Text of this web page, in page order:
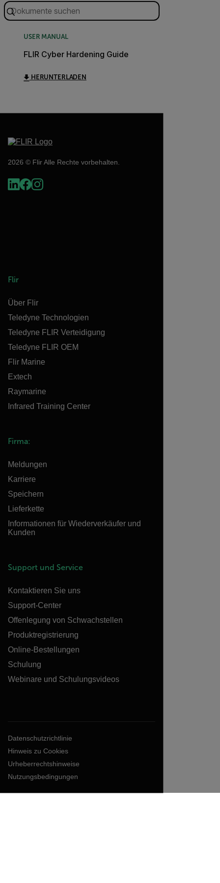
USER MANUAL
FLIR Cyber Hardening Guide
HERUNTERLADEN
2026 © Flir Alle Rechte vorbehalten.
Flir
Über Flir
Teledyne Technologien
Teledyne FLIR Verteidigung
Teledyne FLIR OEM
Flir Marine
Extech
Raymarine
Infrared Training Center
Firma:
Meldungen
Karriere
Speichern
Lieferkette
Informationen für Wiederverkäufer und
Kunden
Support und Service
Kontaktieren Sie uns
Support-Center
Offenlegung von Schwachstellen
Produktregistrierung
Online-Bestellungen
Schulung
Webinare und Schulungsvideos
Datenschutzrichtlinie
Hinweis zu Cookies
Urheberrechtshinweise
Nutzungsbedingungen